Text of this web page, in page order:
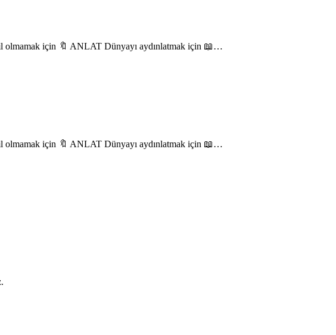
için 🔖 ANLAT Dünyayı aydınlatmak için 📖…
için 🔖 ANLAT Dünyayı aydınlatmak için 📖…